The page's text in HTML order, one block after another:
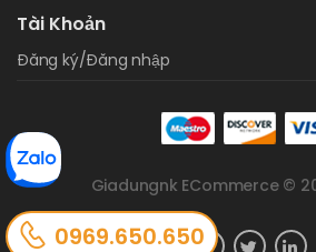
Tài Khoản
Đăng ký/Đăng nhập
Giadungnk ECommerce ©
0969.650.650